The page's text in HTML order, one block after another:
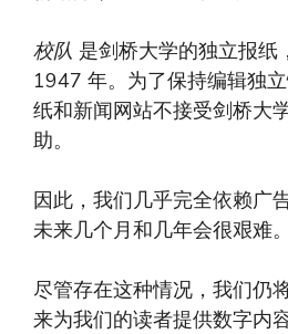
校队 是剑桥大学的独立报纸
1947 年。为了保持编辑独
纸和新闻网站不接受剑桥大
助。
因此，我们几乎完全依赖广
未来几个月和几年会很艰难。
尽管存在这种情况，我们仍
来为我们的读者提供数字内